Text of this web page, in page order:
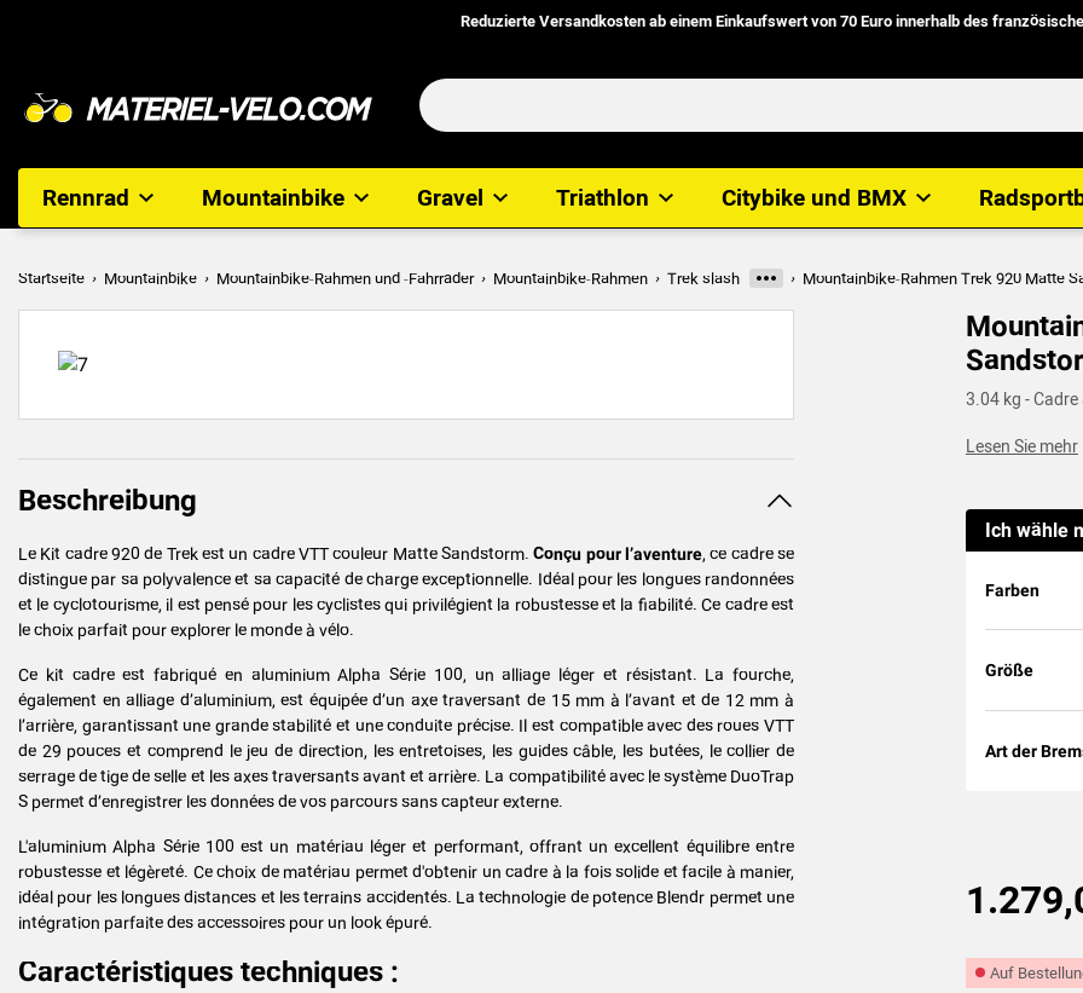
Reduzierte Versandkosten ab einem Einkaufswert von 70 Euro innerhalb des
Rennrad Mountainbike Gravel Triathlon Citybike und BMX
Startseite Mountainbike Mountainbike-Rahmen und -Fahrräder Mountainbike-Rahmen Trek slash
Weitere Kategorien
Mountainbike-Rahmen Trek 920 Matte
3.04 kg -
Lesen Sie mehr
Ich wähle
Farben
Größe
Art der
Auf
Beschreibung
Le Kit cadre 920 de Trek est un cadre VTT couleur Matte Sandstorm.Conçu pour l’aventure, ce cadre se
distingue par sa polyvalence et sa capacité de charge exceptionnelle. Idéal pour les longues randonnées
et le cyclotourisme, il est pensé pour les cyclistes qui privilégient la robustesse et la fiabilité. Ce cadre est
le choix parfait pour explorer le monde à vélo.
Ce kit cadre est fabriqué en aluminium Alpha Série 100, un alliage léger et résistant. La fourche,
également en alliage d’aluminium, est équipée d’un axe traversant de 15 mm à l’avant et de 12 mm à
l’arrière, garantissant une grande stabilité et une conduite précise. Il est compatible avec des roues VTT
de 29 pouces et comprend le jeu de direction, les entretoises, les guides câble, les butées, le collier de
serrage de tige de selle et les axes traversants avant et arrière. La compatibilité avec le système DuoTrap
S permet d’enregistrer les données de vos parcours sans capteur externe.
L'aluminium Alpha Série 100 est un matériau léger et performant, offrant un excellent équilibre entre
robustesse et légèreté. Ce choix de matériau permet d'obtenir un cadre à la fois solide et facile à manier,
idéal pour les longues distances et les terrains accidentés. La technologie de potence Blendr permet une
intégration parfaite des accessoires pour un look épuré.
Caractéristiques techniques :